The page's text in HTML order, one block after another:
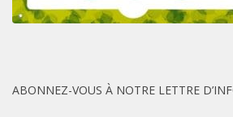
ABONNEZ-VOUS À NOTRE LETTRE